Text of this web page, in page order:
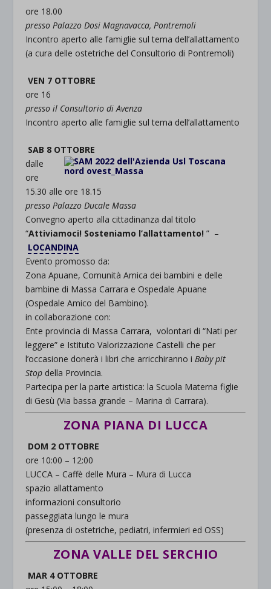
ore 18.00
presso Palazzo Dosi Magnavacca, Pontremoli
Incontro aperto alle famiglie sul tema dell’allattamento
(a cura delle ostetriche del Consultorio di Pontremoli)
VEN 7 OTTOBRE
ore 16
presso il Consultorio di Avenza
Incontro aperto alle famiglie sul tema dell’allattamento
SAB 8 OTTOBRE
dalle
ore
15.30 alle ore 18.15
presso Palazzo Ducale Massa
Convegno aperto alla cittadinanza dal titolo
“Attiviamoci! Sosteniamo l’allattamento! ” –
LOCANDINA
Evento promosso da:
Zona Apuane, Comunità Amica dei bambini e delle
bambine di Massa Carrara e Ospedale Apuane
(Ospedale Amico del Bambino).
in collaborazione con:
Ente provincia di Massa Carrara, volontari di “Nati per
leggere” e Istituto Valorizzazione Castelli che per
l’occasione donerà i libri che arricchiranno iBaby pit
Stop della Provincia.
Partecipa per la parte artistica: la Scuola Materna figlie
di Gesù (Via bassa grande – Marina di Carrara).
ZONA PIANA DI LUCCA
DOM 2 OTTOBRE
ore 10:00 – 12:00
LUCCA – Caffè delle Mura – Mura di Lucca
spazio allattamento
informazioni consultorio
passeggiata lungo le mura
(presenza di ostetriche, pediatri, infermieri ed OSS)
ZONA VALLE DEL SERCHIO
MAR 4 OTTOBRE